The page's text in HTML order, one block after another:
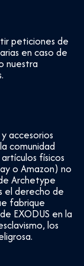
peticiones de
en caso de
nuestra
accesorios
comunidad
físicos
o Amazon) no
Archetype
el derecho de
fabrique
EXODUS en la
los